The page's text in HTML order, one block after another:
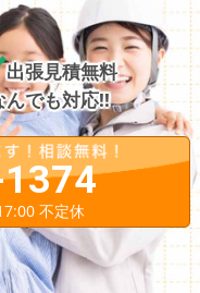
出張見積無料
んでも対応!!
不定休